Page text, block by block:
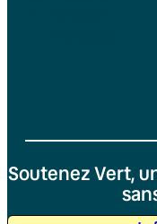
Soutenez Vert,